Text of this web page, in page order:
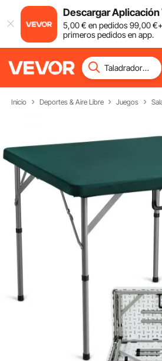
Descargar Aplicación
5,00€ en pedidos99,00€
primeros pedidos en app.
Inicio Deportes & Aire Libre Juegos